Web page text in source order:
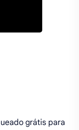
grátis para